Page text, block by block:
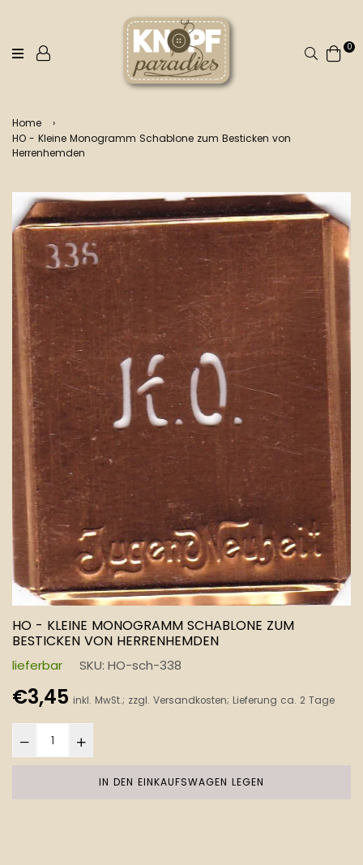
Suchen
0
Home
›
HO - Kleine Monogramm Schablone zum Besticken von
Herrenhemden
HO - KLEINE MONOGRAMM SCHABLONE ZUM
BESTICKEN VON HERRENHEMDEN
lieferbar SKU: HO-sch-338
Normaler
Preis
€3,45 inkl. MwSt.; zzgl. Versandkosten; Lieferung ca. 2 Tage
IN DEN EINKAUFSWAGEN LEGEN